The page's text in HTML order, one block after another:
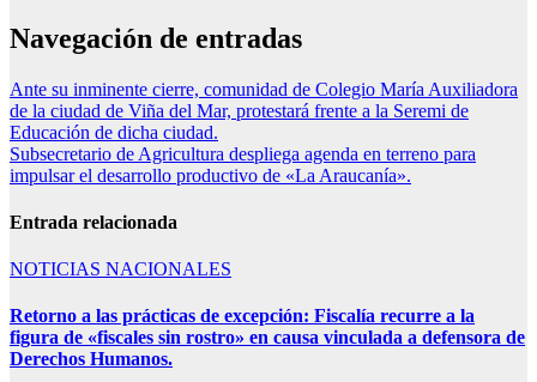
Navegación de entradas
Ante su inminente cierre, comunidad de Colegio María Auxiliadora
de la ciudad de Viña del Mar, protestará frente a la Seremi de
Educación de dicha ciudad.
Subsecretario de Agricultura despliega agenda en terreno para
impulsar el desarrollo productivo de «La Araucanía».
Entrada relacionada
NOTICIAS NACIONALES
Retorno a las prácticas de excepción: Fiscalía recurre a la
figura de «fiscales sin rostro» en causa vinculada a defensora de
Derechos Humanos.